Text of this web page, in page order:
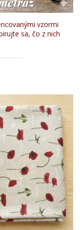
vzormi
sa, čo z nich